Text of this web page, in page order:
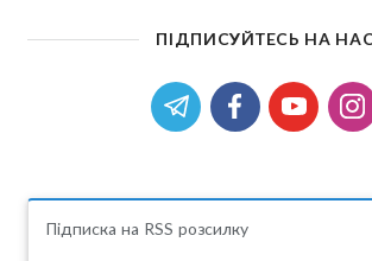
ПІДПИСУЙТЕСЬ НА
Підписка на RSS розсилку